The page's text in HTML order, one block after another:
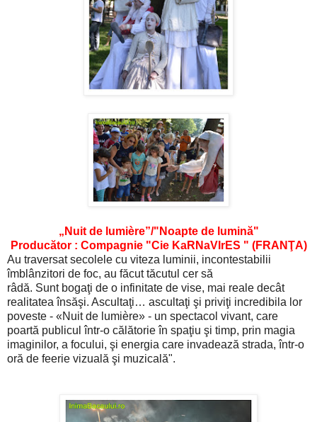
„Nuit de lumière”/"Noapte de lumină"
Producător : Compagnie "Cie KaRNaVIrES " (FRANŢA)
Au traversat secolele cu viteza luminii, incontestabilii
îmblânzitori de foc, au făcut tăcutul cer să
râdă. Sunt bogaţi de o infinitate de vise, mai reale decât
realitatea însăşi. Ascultaţi… ascultaţi şi priviţi incredibila lor
poveste - «Nuit de lumière» - un spectacol vivant, care
poartă publicul într-o călătorie în spaţiu şi timp, prin magia
imaginilor, a focului, şi energia care invadează strada, într-o
oră de feerie vizuală şi muzicală".